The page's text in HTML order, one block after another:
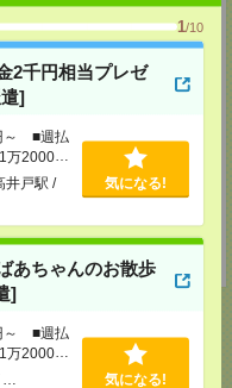
1/10
2千円相当プレゼ
]
～ ■週払
2000円
井戸駅 /
気になる!
あちゃんのお散歩
]
～ ■週払
2000円
気になる!
コク生命ビル4F
⇒9:30-21:00
センタービル3F（さいたま
⇒9:30-21:00
へ